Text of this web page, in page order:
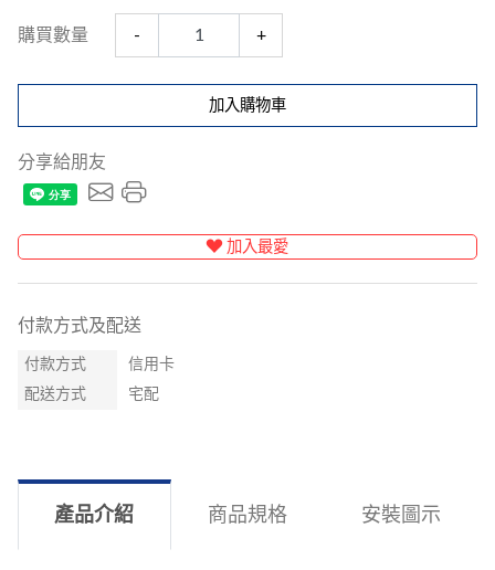
購買數量 - +
加入購物車
分享給朋友
加入最愛
付款方式及配送
付款方式
信用卡
配送方式
宅配
產品介紹 商品規格 安裝圖示